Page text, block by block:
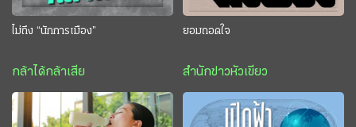
ไม่ถึง “นักการเมือง”
กล้าได้กล้าเสีย
ยอมถอดใจ
สำนักข่าวหัวเขียว